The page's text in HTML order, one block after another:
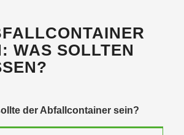
WAS SOLLTEN
der Abfallcontainer sein?